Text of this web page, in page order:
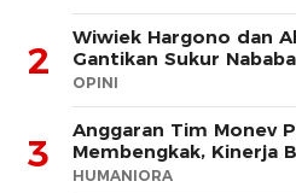
2
Wiwiek Hargono dan
Gantikan Sukur
OPINI
3
Anggaran Tim Monev
Membengkak, Kinerja
HUMANIORA